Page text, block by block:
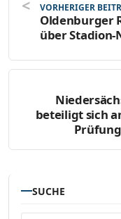
VORHERIGER
Oldenburger
über Stadion-
beteiligt sich
SUCHE